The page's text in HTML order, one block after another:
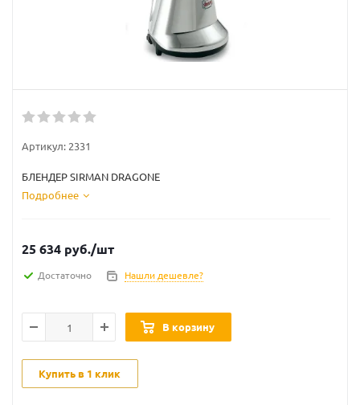
Артикул: 2331
БЛЕНДЕР SIRMAN DRAGONE
Подробнее
25 634 руб./шт
Достаточно Нашли дешевле?
В корзину
Купить в 1 клик